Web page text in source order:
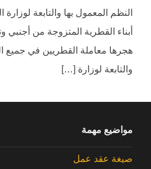
النظم المعمول بها والتابعة لوزارة
أبناء القطرية المتزوجة من أجنبي
هجرها معاملة القطريين في جميع
والتابعة لوزارة […]
مواضيع مهمة
صيغة عقد عمل